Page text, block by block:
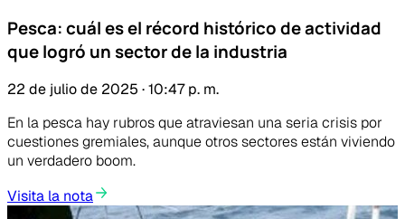
Pesca: cuál es el récord histórico de actividad
que logró un sector de la industria
22 de julio de 2025 · 10:47 p. m.
En la pesca hay rubros que atraviesan una seria crisis por
cuestiones gremiales, aunque otros sectores están viviendo
un verdadero boom.
Visita la nota